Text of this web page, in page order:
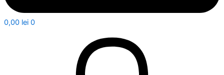
0,00 lei 0